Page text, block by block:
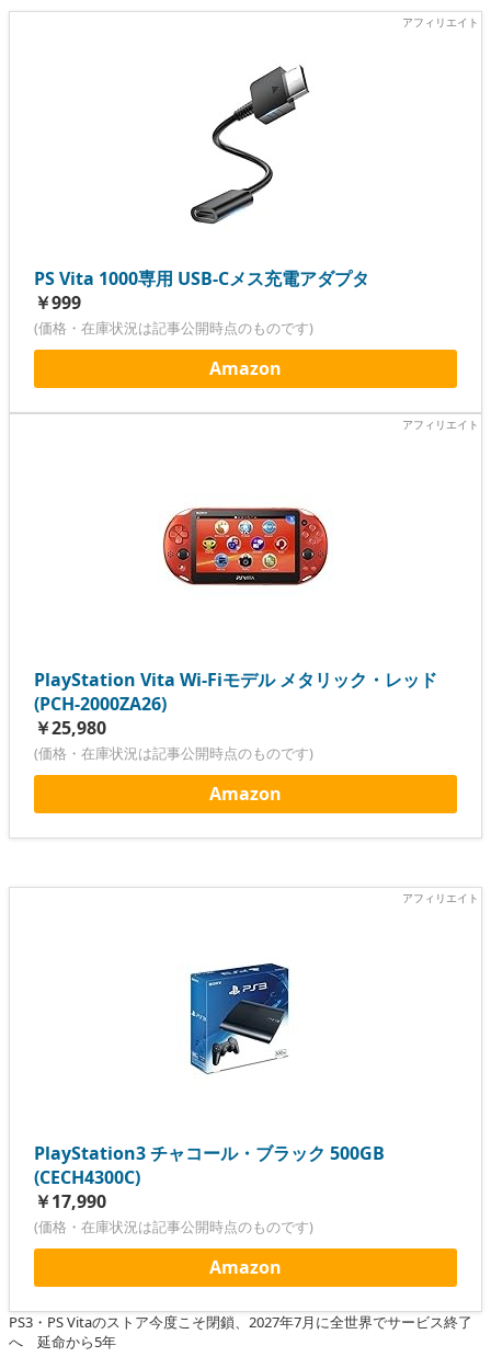
PS Vita 1000専用 USB-Cメス充電アダプタ
￥999
(価格・在庫状況は記事公開時点のものです)
Amazon
PlayStation Vita Wi-Fiモデル メタリック・レッド
(PCH-2000ZA26)
￥25,980
(価格・在庫状況は記事公開時点のものです)
Amazon
PlayStation3 チャコール・ブラック 500GB
(CECH4300C)
￥17,990
(価格・在庫状況は記事公開時点のものです)
Amazon
PS3・PS Vitaのストア今度こそ閉鎖、2027年7月に全世界でサービス終了
へ 延命から5年